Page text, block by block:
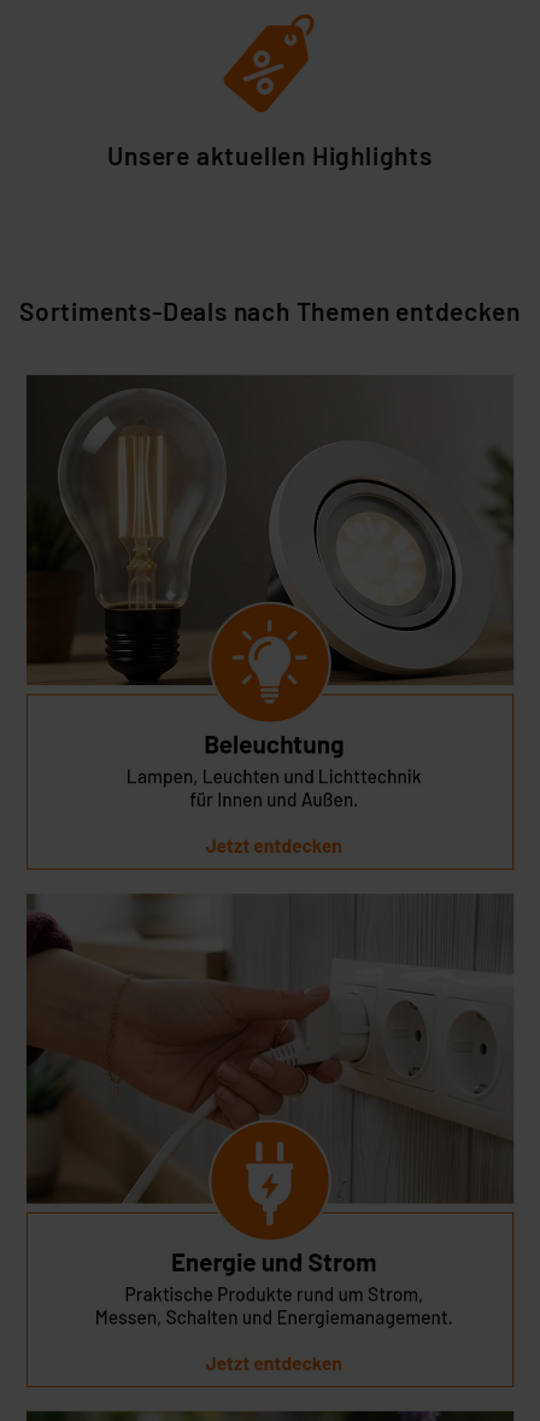
Unsere aktuellen Highlights
Sortiments-Deals nach Themen entdecken